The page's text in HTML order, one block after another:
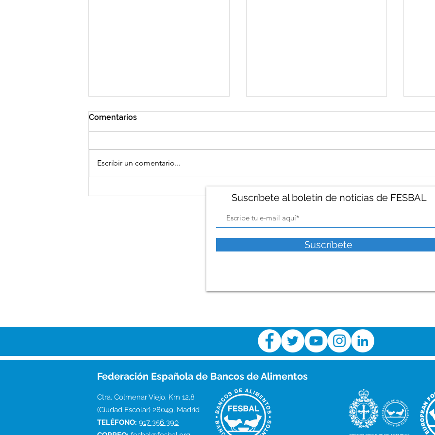
La UAR de la Guardia Civil,
presentará el evento
Race”
Comentarios
Escribir un comentario...
Suscríbete al boletín de noticias de FESBAL
Suscríbete
Federación Española de Bancos de Alimentos
Ctra. Colmenar Viejo. Km 12,8
(Ciudad Escolar) 28049, Madrid
TELÉFONO: 917 356 390